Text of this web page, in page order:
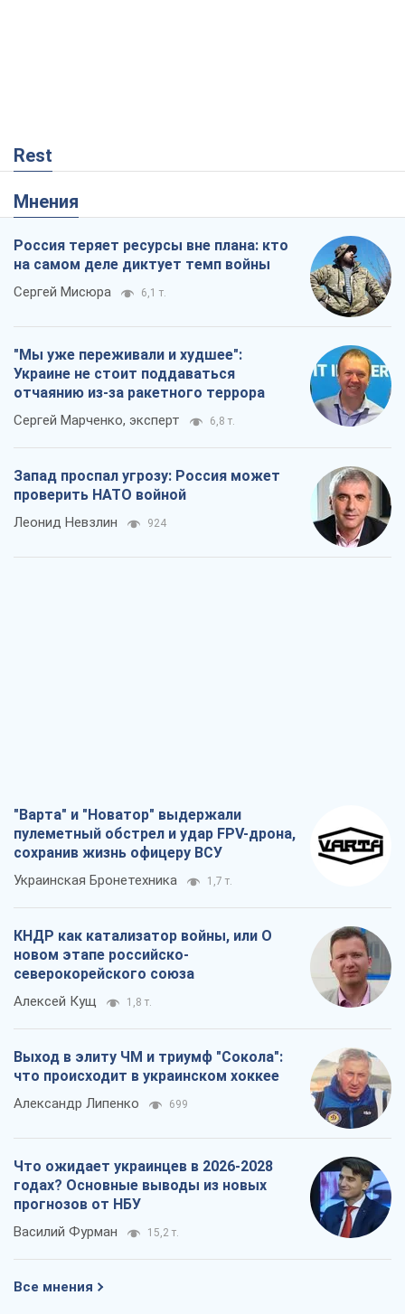
Rest
Мнения
Россия теряет ресурсы вне плана: кто
на самом деле диктует темп войны
Сергей Мисюра 6,1 т.
"Мы уже переживали и худшее":
Украине не стоит поддаваться
отчаянию из-за ракетного террора
Сергей Марченко, эксперт 6,8 т.
Запад проспал угрозу: Россия может
проверить НАТО войной
Леонид Невзлин 924
"Варта" и "Новатор" выдержали
пулеметный обстрел и удар FPV-дрона,
сохранив жизнь офицеру ВСУ
Украинская Бронетехника 1,7 т.
КНДР как катализатор войны, или О
новом этапе российско-
северокорейского союза
Алексей Кущ 1,8 т.
Выход в элиту ЧМ и триумф "Сокола":
что происходит в украинском хоккее
Александр Липенко 699
Что ожидает украинцев в 2026-2028
годах? Основные выводы из новых
прогнозов от НБУ
Василий Фурман 15,2 т.
Все мнения